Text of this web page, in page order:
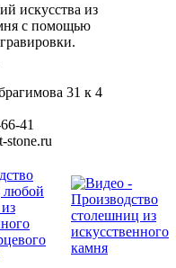
искусства из
с помощью
31 к 4
41
stone.ru